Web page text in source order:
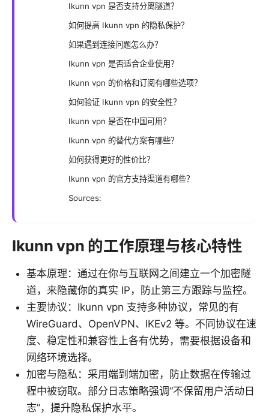
Ikunn vpn 是否支持分离隧道？
如何提高 Ikunn vpn 的隐私保护？
如果遇到连接问题怎么办？
Ikunn vpn 是否适合企业使用？
Ikunn vpn 的价格和订阅有哪些选项？
如何验证 Ikunn vpn 的安全性？
Ikunn vpn 是否在中国可用？
Ikunn vpn 的替代方案有哪些？
如何获得更好的性价比？
Ikunn vpn 的官方支持渠道有哪些？
Sources:
Ikunn vpn 的工作原理与核心特性
基本原理：通过在你与互联网之间建立一个加密隧
道，来隐藏你的真实 IP，防止第三方跟踪与监控。
主要协议：Ikunn vpn 支持多种协议，常见的有
WireGuard、OpenVPN、IKEv2 等。不同协议在速
度、稳定性和兼容性上各有优势，需要根据设备和
网络环境选择。
加密与隐私：采用端到端加密，防止数据在传输过
程中被窃取。部分日志策略强调“不保留用户活动日
志”，提升隐私保护水平。